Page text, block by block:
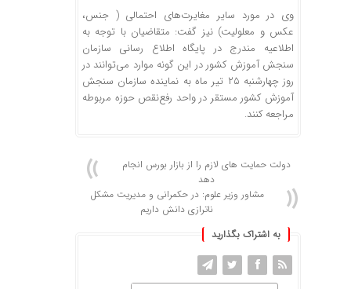
وی در مورد سایر مغایرت‌های احتمالی ( جنس،
عکس و معلولیت) نیز گفت: متقاضیان با توجه به
اطلاعیه مندرج در پایگاه اطلاع رسانی سازمان
سنجش آموزش کشور در این گونه موارد می‌توانند در
روز چهارشنبه ۲۵ تیر ماه به نماینده سازمان سنجش
آموزش کشور مستقر در واحد رفع‌نقص حوزه مربوطه
مراجعه کنند.
دولت حمایت های لازم را از بازار بورس انجام
دهد
مشاور وزیر علوم: در حکمرانی و مدیریت مشکل
ناترازی دانش داریم
به اشتراک بگذارید